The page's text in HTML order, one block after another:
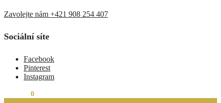
Zavolejte nám +421 908 254 407
Sociální síte
Facebook
Pinterest
Instagram
0